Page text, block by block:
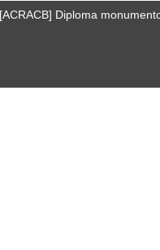
[ACRACB] Diploma